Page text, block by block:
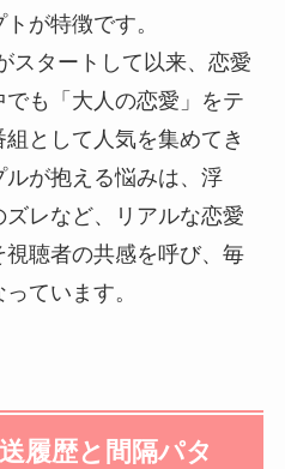
が特徴です。
スタートして以来、恋愛
も「大人の恋愛」をテ
として人気を集めてき
が抱える悩みは、浮
レなど、リアルな恋愛
聴者の共感を呼び、毎
ています。
履歴と間隔パタ